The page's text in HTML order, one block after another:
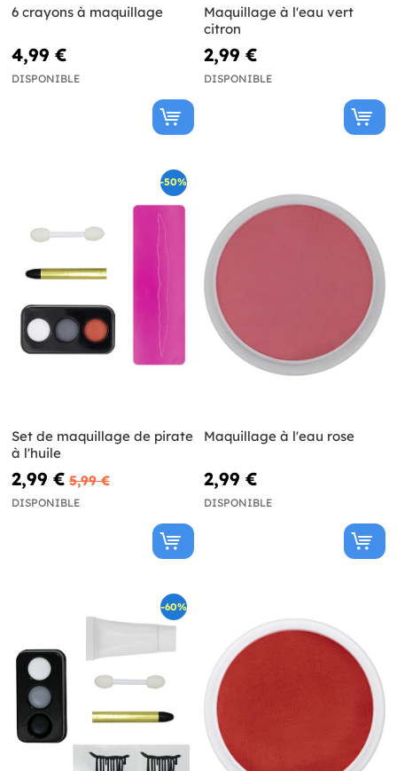
6 crayons à maquillage
4,99 €
DISPONIBLE
Maquillage à l'eau vert
citron
2,99 €
DISPONIBLE
-50%
Set de maquillage de pirate
à l'huile
2,99 € 5,99 €
DISPONIBLE
Maquillage à l'eau rose
2,99 €
DISPONIBLE
-60%